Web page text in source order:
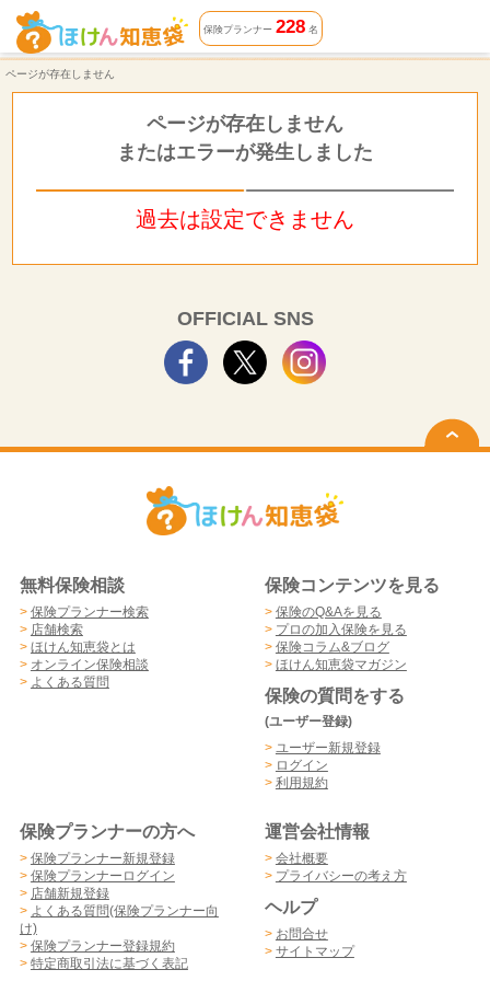
ページが存在しません | ほけん知恵袋
保険プランナー 228名
ページが存在しません
ページが存在しません
またはエラーが発生しました
過去は設定できません
OFFICIAL SNS
無料保険相談
> 保険プランナー検索
> 店舗検索
> ほけん知恵袋とは
> オンライン保険相談
> よくある質問
保険コンテンツを見る
> 保険のQ&Aを見る
> プロの加入保険を見る
> 保険コラム&ブログ
> ほけん知恵袋マガジン
保険の質問をする
(ユーザー登録)
> ユーザー新規登録
> ログイン
> 利用規約
保険プランナーの方へ
> 保険プランナー新規登録
> 保険プランナーログイン
> 店舗新規登録
> よくある質問(保険プランナー向
け)
> 保険プランナー登録規約
> 特定商取引法に基づく表記
運営会社情報
> 会社概要
> プライバシーの考え方
ヘルプ
> お問合せ
> サイトマップ